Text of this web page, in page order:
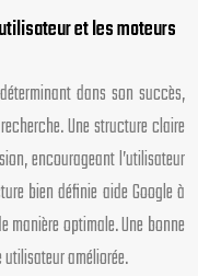
et les moteurs
dans son succès,
Une structure claire
encourageant l’utilisateur
bien définie aide Google à
manière optimale. Une bonne
améliorée.